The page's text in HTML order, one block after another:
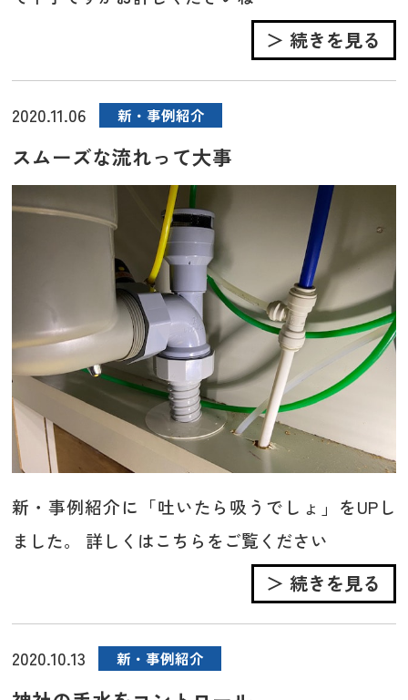
＞ 続きを見る
2020.11.06 新・事例紹介
スムーズな流れって大事
新・事例紹介に「吐いたら吸うでしょ」をUPし
ました。 詳しくはこちらをご覧ください
＞ 続きを見る
2020.10.13 新・事例紹介